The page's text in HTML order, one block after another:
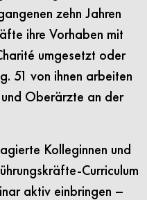
zehn Jahren
ihre Vorhaben mit
umgesetzt oder
51 von ihnen arbeiten
Oberärzte an der
Kolleginnen und
Curriculum
aktiv einbringen –